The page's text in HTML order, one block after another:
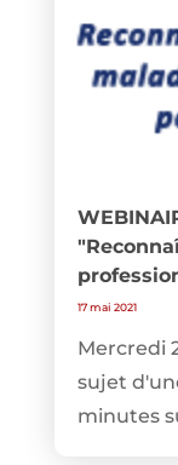
17 mai 2021
Mercredi
sujet
minutes